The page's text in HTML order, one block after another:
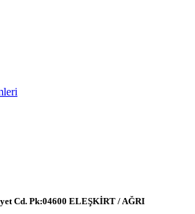
Cd. Pk:04600 ELEŞKİRT / AĞRI